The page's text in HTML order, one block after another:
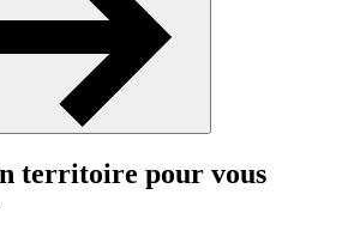
territoire pour vous